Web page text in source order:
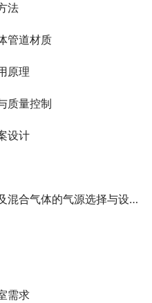
法
管道材质
原理
质量控制
设计
体的气源选择与设计安装规范
需求